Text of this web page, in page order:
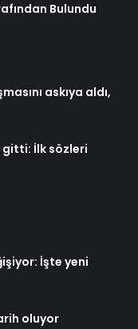
Bulundu
askıya aldı,
gitti: İlk sözleri
İşte yeni
oluyor